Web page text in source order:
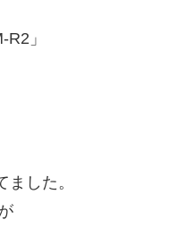
」
した。